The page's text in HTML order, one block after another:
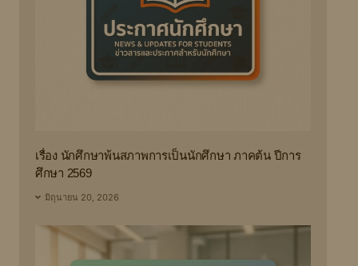
เรื่อง นักศึกษาพ้นสภาพการเป็นนักศึกษา ภาคต้น ปีการ
ศึกษา 2569
มิถุนายน 20, 2026